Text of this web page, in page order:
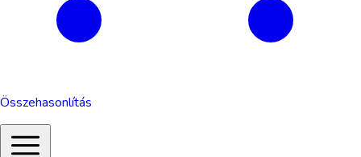
Összehasonlítás